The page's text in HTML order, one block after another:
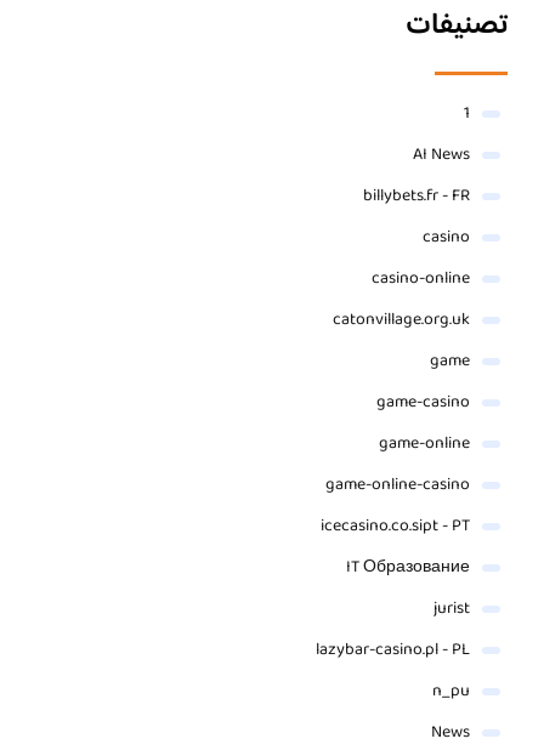
تصنيفات
1
AI News
billybets.fr - FR
casino
casino-online
catonvillage.org.uk
game
game-casino
game-online
game-online-casino
icecasino.co.sipt - PT
IT Образование
jurist
lazybar-casino.pl - PL
n_pu
News